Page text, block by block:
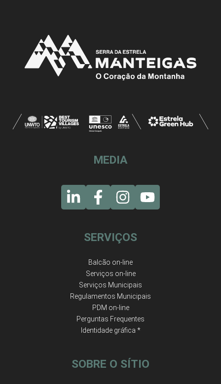
MEDIA
SERVIÇOS
Balcão on-line
Serviços on-line
Serviços Municipais
Regulamentos Municipais
PDM on-line
Perguntas Frequentes
Identidade gráfica *
SOBRE O SÍTIO